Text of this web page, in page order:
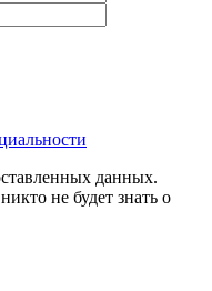
данных.
не будет знать о